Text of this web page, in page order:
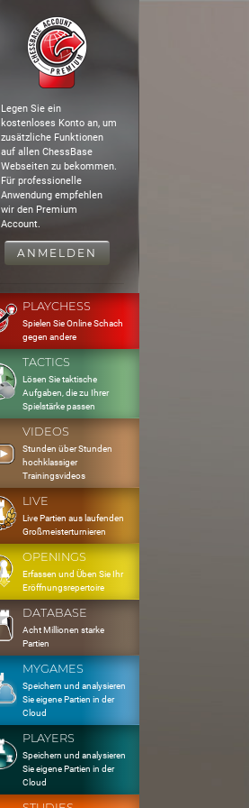
Legen Sie ein
kostenloses Konto an, um
zusätzliche Funktionen
auf allen ChessBase
Webseiten zu bekommen.
Für professionelle
Anwendung empfehlen
wir den Premium
Account.
ANMELDEN
PLAYCHESS
Spielen Sie Online Schach
gegen andere
TACTICS
Lösen Sie taktische
Aufgaben, die zu Ihrer
Spielstärke passen
VIDEOS
Stunden über Stunden
hochklassiger
Trainingsvideos
LIVE
Live Partien aus laufenden
Großmeisterturnieren
OPENINGS
Erfassen und Üben Sie Ihr
Eröffnungsrepertoire
DATABASE
Acht Millionen starke
Partien
MYGAMES
Speichern und analysieren
Sie eigene Partien in der
Cloud
PLAYERS
Speichern und analysieren
Sie eigene Partien in der
Cloud